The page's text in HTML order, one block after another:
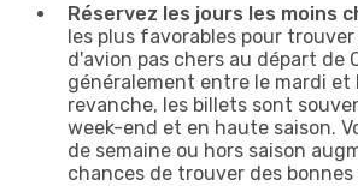
Réservez les jours les moins
les plus favorables pour
d'avion pas chers au départ de
généralement entre le mardi et
revanche, les billets sont
week-end et en haute saison.
de semaine ou hors saison
chances de trouver des bonnes